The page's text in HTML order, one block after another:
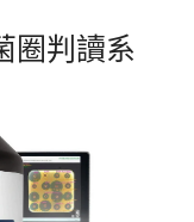
圈判讀系